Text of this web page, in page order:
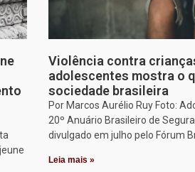
Violência contra
adolescentes mostra o
sociedade brasileira
Por Marcos Aurélio Ruy Foto:
20º Anuário Brasileiro de
divulgado em julho pelo Fórum
Leia mais »